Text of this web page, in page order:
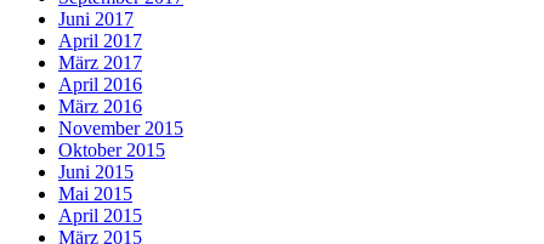
Juni 2017
April 2017
März 2017
April 2016
März 2016
November 2015
Oktober 2015
Juni 2015
Mai 2015
April 2015
März 2015